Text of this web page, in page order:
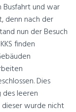
und war
denn nach der
nun der Besuch
finden
Dies
leeren
wurde nicht